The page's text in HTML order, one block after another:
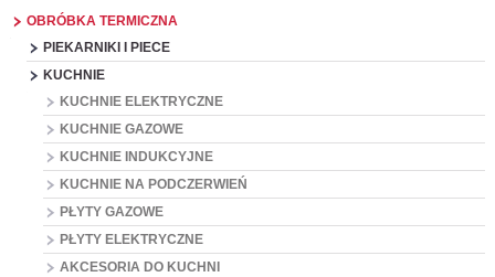
OBRÓBKA TERMICZNA
PIEKARNIKI I PIECE
KUCHNIE
KUCHNIE ELEKTRYCZNE
KUCHNIE GAZOWE
KUCHNIE INDUKCYJNE
KUCHNIE NA PODCZERWIEŃ
PŁYTY GAZOWE
PŁYTY ELEKTRYCZNE
AKCESORIA DO KUCHNI